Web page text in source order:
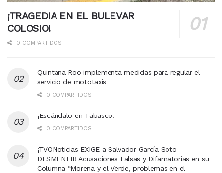
¡TRAGEDIA EN EL BULEVAR
COLOSIO!
0 COMPARTIDOS
Quintana Roo implementa medidas para regular el
servicio de mototaxis
0 COMPARTIDOS
¡Escándalo en Tabasco!
0 COMPARTIDOS
¡TVONoticias EXIGE a Salvador García Soto
DESMENTIR Acusaciones Falsas y Difamatorias en su
Columna “Morena y el Verde, problemas en el